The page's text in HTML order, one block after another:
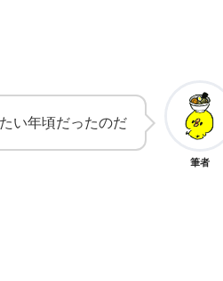
筆者
い年頃だったのだ